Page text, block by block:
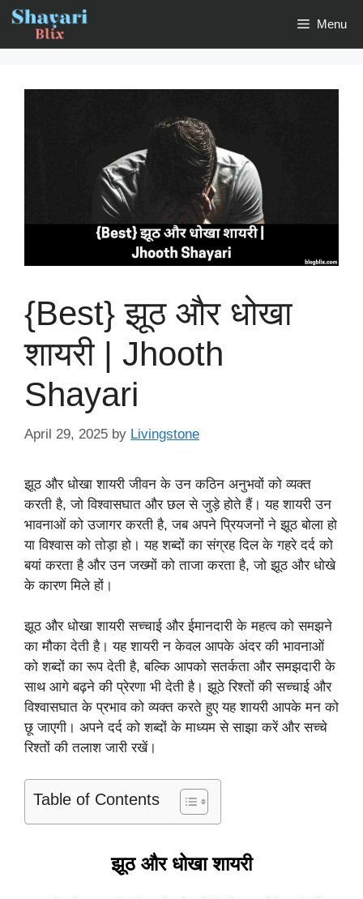
Skip
content
Menu
{Best} झूठ और धोखा
शायरी | Jhooth
Shayari
April 29, 2025 by Livingstone
झूठ और धोखा शायरी जीवन के उन कठिन अनुभवों को व्यक्त
करती है, जो विश्वासघात और छल से जुड़े होते हैं। यह शायरी उन
भावनाओं को उजागर करती है, जब अपने प्रियजनों ने झूठ बोला हो
या विश्वास को तोड़ा हो। यह शब्दों का संग्रह दिल के गहरे दर्द को
बयां करता है और उन जख्मों को ताजा करता है, जो झूठ और धोखे
के कारण मिले हों।
झूठ और धोखा शायरी सच्चाई और ईमानदारी के महत्व को समझने
का मौका देती है। यह शायरी न केवल आपके अंदर की भावनाओं
को शब्दों का रूप देती है, बल्कि आपको सतर्कता और समझदारी के
साथ आगे बढ़ने की प्रेरणा भी देती है। झूठे रिश्तों की सच्चाई और
विश्वासघात के प्रभाव को व्यक्त करते हुए यह शायरी आपके मन को
छू जाएगी। अपने दर्द को शब्दों के माध्यम से साझा करें और सच्चे
रिश्तों की तलाश जारी रखें।
Table of Contents
झूठ और धोखा शायरी